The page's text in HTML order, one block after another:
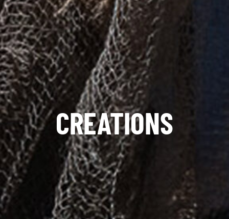
CREATIONS